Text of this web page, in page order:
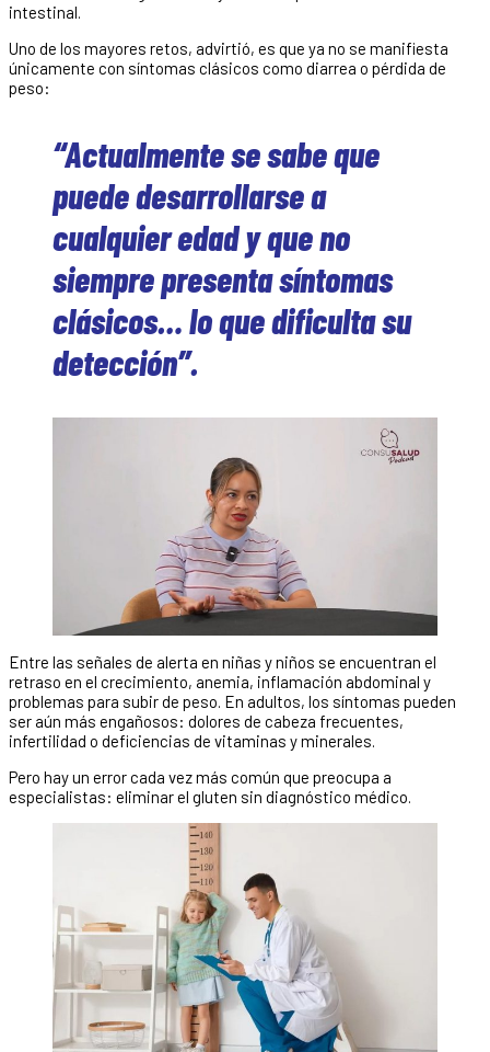
intestinal.
Uno de los mayores retos, advirtió, es que ya no se manifiesta
únicamente con síntomas clásicos como diarrea o pérdida de
peso:
“Actualmente se sabe que
puede desarrollarse a
cualquier edad y que no
siempre presenta síntomas
clásicos… lo que dificulta su
detección”.
Entre las señales de alerta en niñas y niños se encuentran el
retraso en el crecimiento, anemia, inflamación abdominal y
problemas para subir de peso. En adultos, los síntomas pueden
ser aún más engañosos: dolores de cabeza frecuentes,
infertilidad o deficiencias de vitaminas y minerales.
Pero hay un error cada vez más común que preocupa a
especialistas: eliminar el gluten sin diagnóstico médico.